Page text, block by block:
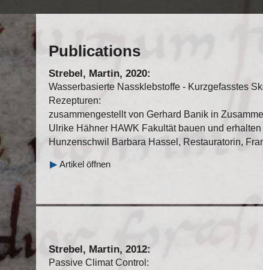
Publications
Strebel, Martin, 2020:
Wasserbasierte Nassklebstoffe - Kurzgefasstes
Rezepturen:
zusammengestellt von Gerhard Banik in
Ulrike Hähner HAWK Fakultät bauen und
Hunzenschwil Barbara Hassel, Restauratorin,
▶Artikel öffnen
Strebel, Martin, 2012:
Passive Climat Control: